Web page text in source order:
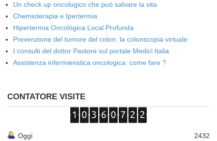
Un check up oncologico che può salvare la vita
Chemioterapia e Ipertermia
Hipertermia Oncológica Local Profunda
Prevenzione del tumore del colon: la colonscopia virtuale
I consulti del dottor Pastore sul portale Medici Italia
Assistenza infermieristica oncologica: come fare ?
CONTATORE VISITE
Oggi
2432